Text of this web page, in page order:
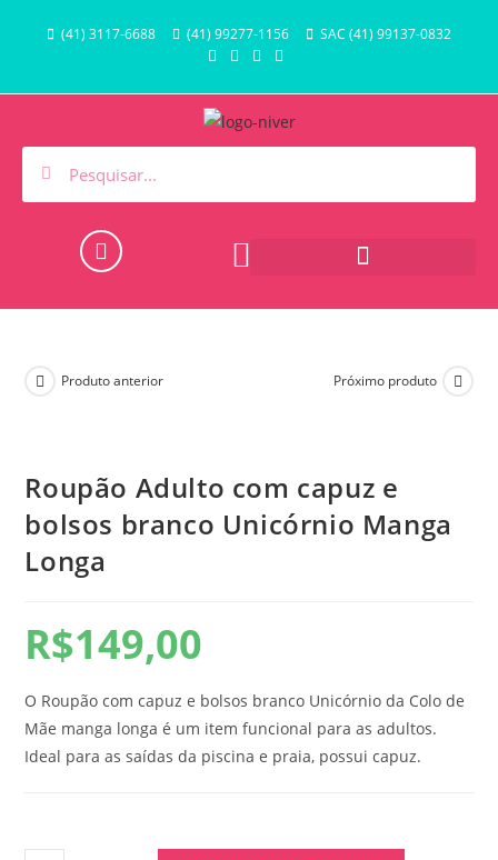
(41) 3117-6688 (41) 99277-1156 SAC (41) 99137-0832
Produto anterior Próximo produto
Roupão Adulto com capuz e
bolsos branco Unicórnio Manga
Longa
R$149,00
O Roupão com capuz e bolsos branco Unicórnio da Colo de
Mãe manga longa é um item funcional para as adultos.
Ideal para as saídas da piscina e praia, possui capuz.